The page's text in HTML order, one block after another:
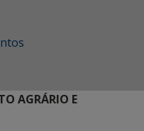
AGRÁRIO E